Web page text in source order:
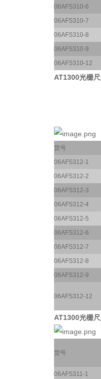
06AFS310-6
06AFS310-7
06AFS310-8
06AFS310-9
06AFS310-12
AT1300光栅尺
货号
06AFS312-1
06AFS312-2
06AFS312-3
06AFS312-4
06AFS312-5
06AFS312-6
06AFS312-7
06AFS312-8
06AFS312-9
06AFS312-12
AT1300光栅尺
货号
06AFS311-1